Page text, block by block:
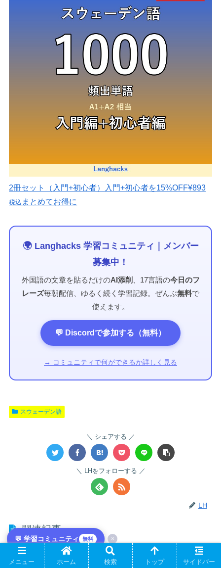
2冊セット（入門+初心者） 入門+初心者を15%OFF¥893
税込 まとめてお得に
🌍 Langhacks 学習コミュニティ｜メンバー
募集中！
外国語の文章を貼るだけのAI添削 、17言語の今日のフ
レーズ毎朝配信、ゆるく続く学習記録。ぜんぶ無料で
使えます。
💬 Discordで参加する（無料）
→ コミュニティで何ができるか詳しく見る
💬 学習コミュニティ 無料 ×
スウェーデン語
シェアする
LHをフォローする
LH
関連記事
スウェーデン語ビジネスメールの返信｜お礼・了解・断りの完全辞典
メニュー ホーム 検索 トップ サイドバー